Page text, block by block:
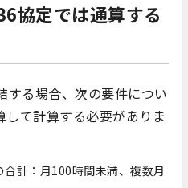
協定では通算する
する場合、次の要件につい
て計算する必要がありま
計：⽉100時間未満、複数月